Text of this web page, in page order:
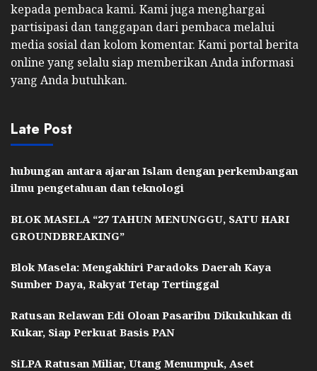
kepada pembaca kami. Kami juga menghargai
partisipasi dan tanggapan dari pembaca melalui
media sosial dan kolom komentar. Kami portal berita
online yang selalu siap memberikan Anda informasi
yang Anda butuhkan.
Late Post
hubungan antara ajaran Islam dengan perkembangan
ilmu pengetahuan dan teknologi
BLOK MASELA “27 TAHUN MENUNGGU, SATU HARI
GROUNDBREAKING”
Blok Masela: Mengakhiri Paradoks Daerah Kaya
Sumber Daya, Rakyat Tetap Tertinggal
Ratusan Relawan Edi Oloan Pasaribu Dikukuhkan di
Kukar, Siap Perkuat Basis PAN
SiLPA Ratusan Miliar, Utang Menumpuk, Aset